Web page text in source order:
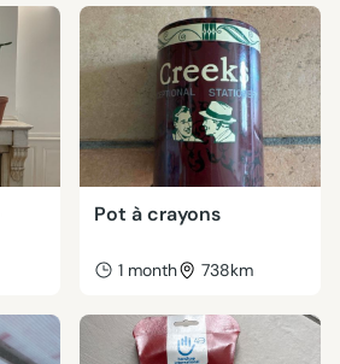
Pot à crayons
1 month 738km